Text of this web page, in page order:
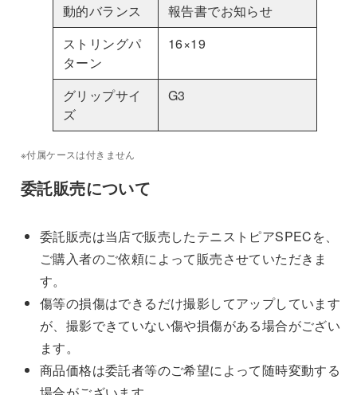
動的バランス
報告書でお知らせ
ストリングパ
ターン
16×19
グリップサイ
ズ
G3
※付属ケースは付きません
委託販売について
委託販売は当店で販売したテニストピアSPECを、
ご購入者のご依頼によって販売させていただきま
す。
傷等の損傷はできるだけ撮影してアップしています
が、撮影できていない傷や損傷がある場合がござい
ます。
商品価格は委託者等のご希望によって随時変動する